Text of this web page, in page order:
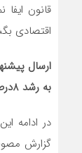
قانون
اقتصادی
ارسال
به رشد 8درصدی اقتصادی به اتاق ایران
در ادامه
گزارش